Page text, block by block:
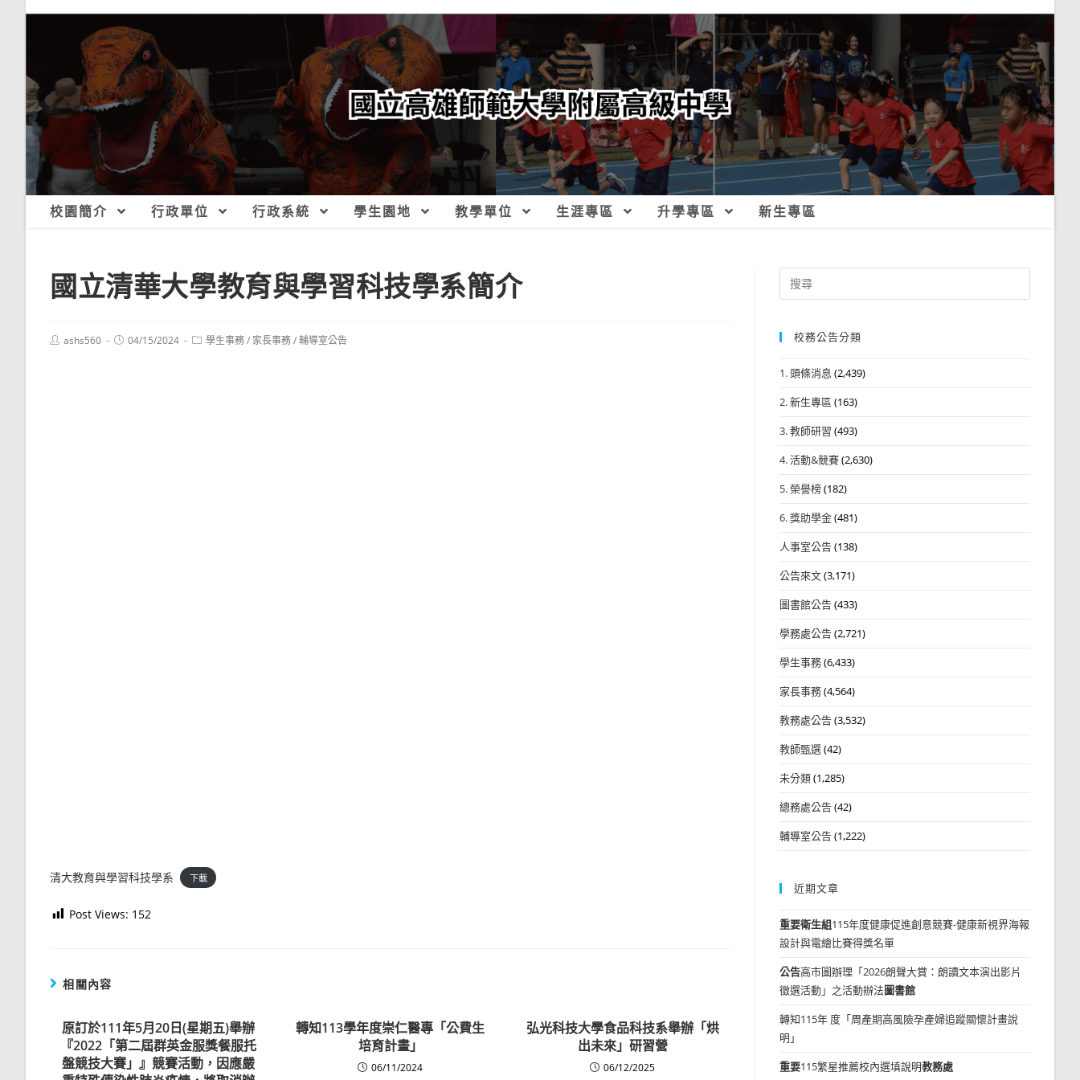
校園簡介 行政單位 行政系統 學生園地 教學單位 生涯專區 升學專區 新生專區
國立清華大學教育與學習科技學系簡介
Postashs560
Post04/15/2024
Post學生事務/ 家長事務/輔導室公告
清大教育與學習科技學系 下載
Post Views: 152
相關內容
原訂於111年5月20日(星期五)舉辦
『2022「第二屆群英金服獎餐服托
盤競技大賽」』競賽活動，因應嚴
轉知113學年度崇仁醫專「公費生
培育計畫」
06/11/2024
弘光科技大學食品科技系舉辦「烘
出未來」研習營
06/12/2025
Search
for:
校務公告分類
1. 頭條消息 (2,439)
2. 新生專區 (163)
3. 教師研習 (493)
4. 活動&競賽(2,630)
5. 榮譽榜(182)
6. 獎助學金(481)
人事室公告(138)
公告來文(3,171)
圖書館公告(433)
學務處公告(2,721)
學生事務(6,433)
家長事務(4,564)
教務處公告(3,532)
教師甄選(42)
未分類(1,285)
總務處公告(42)
輔導室公告(1,222)
近期文章
重要衛生組115年度健康促進創意競賽-健康新視界海報
設計與電繪比賽得獎名單
公告高市圖辦理「2026朗聲大賞：朗讀文本演出影片
徵選活動」之活動辦法圖書館
轉知115年 度「周產期高風險孕產婦追蹤關懷計畫說
明」
重要115繁星推薦校內選填說明教務處